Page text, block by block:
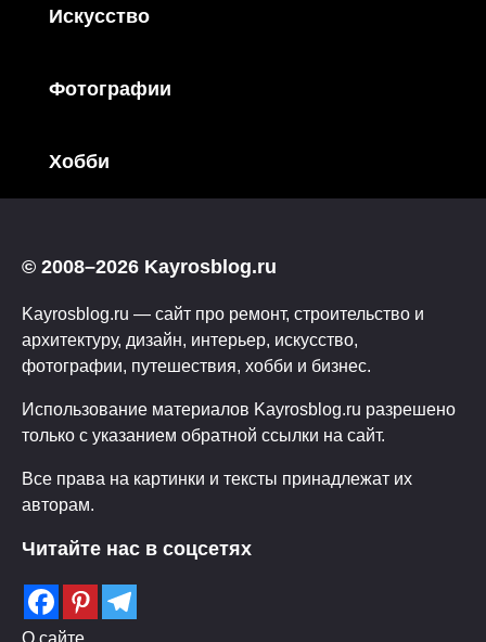
Искусство
Фотографии
Хобби
© 2008–2026 Kayrosblog.ru
Kayrosblog.ru — сайт про ремонт, строительство и
архитектуру, дизайн, интерьер, искусство,
фотографии, путешествия, хобби и бизнес.
Использование материалов Kayrosblog.ru разрешено
только с указанием обратной ссылки на сайт.
Все права на картинки и тексты принадлежат их
авторам.
Читайте нас в соцсетях
О сайте